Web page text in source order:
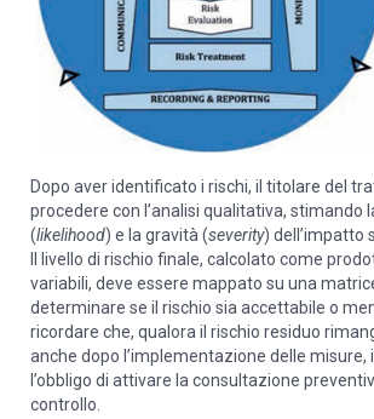
Dopo aver identificato i rischi, il titolare del
procedere con l’analisi qualitativa, stimando
(likelihood) e la gravità (severity) dell’impatto
Il livello di rischio finale, calcolato come
variabili, deve essere mappato su una
determinare se il rischio sia accettabile o
ricordare che, qualora il rischio residuo
anche dopo l’implementazione delle misure,
l’obbligo di attivare la consultazione
controllo.